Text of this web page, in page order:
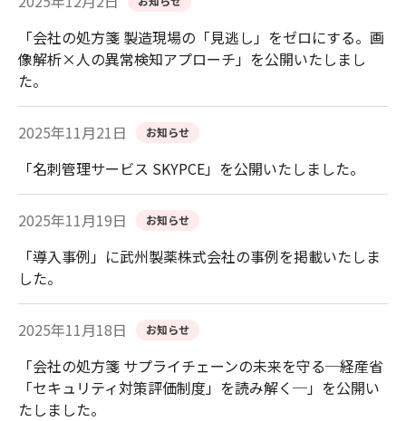
「会社の処方箋 製造現場の「見逃し」をゼロにする。画
像解析×人の異常検知アプローチ」を公開いたしまし
た。
2025年11月21日 お知らせ
「名刺管理サービス SKYPCE」を公開いたしました。
2025年11月19日 お知らせ
「導入事例」に武州製薬株式会社の事例を掲載いたしま
した。
2025年11月18日 お知らせ
「会社の処方箋 サプライチェーンの未来を守る─経産省
「セキュリティ対策評価制度」を読み解く─」を公開い
たしました。